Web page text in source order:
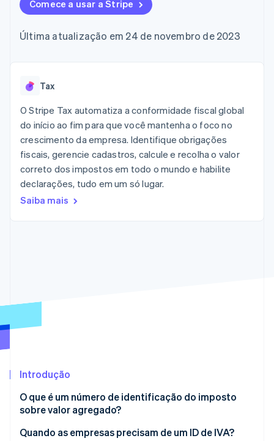
de 125
Authorization
Otimizações
acelerado
Recognition
Automação
Stripe Sigma
personalizados
Mais
Product roadmap
Veja o que está chegando
Radar
Prevenção de fraudes
Stripe Sessions 2026
Marketplaces
Plataformas
SaaS
Empresas de IA
Economia de criadores
Jogos
Hospitalidade, viagens
e lazer
Seguros
Gerenciar assinaturas
uso
Emita cartões
stablecoins
Recursos
Integrações de
aplicativos
Exemplos de códigos
Plano de ação do
Conferência anual das
Carreiras
Contato
Fale com a equipe de
vendas
Seja um parceiro
Comece a usar a Stripe
Última atualização em 24 de novembro de 2023
Tax
O Stripe Tax automatiza a conformidade fiscal global
do início ao fim para que você mantenha o foco no
crescimento da empresa. Identifique obrigações
fiscais, gerencie cadastros, calcule e recolha o valor
correto dos impostos em todo o mundo e habilite
declarações, tudo em um só lugar.
Saiba mais
Introdução
O que é um número de identificação do imposto
sobre valor agregado?
Do que consiste um ID de IVA?
Quando as empresas precisam de um ID de IVA?